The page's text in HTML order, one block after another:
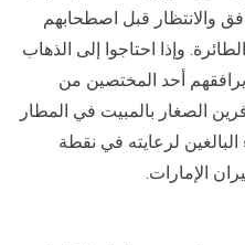
والانتظار قبل اصطحابهم
وإذا احتاجوا إلى الذهاب
أحد المختصين من
الصغار بالمبيت في المطار
البالغين لرعايته في نقطة
الإمارات.